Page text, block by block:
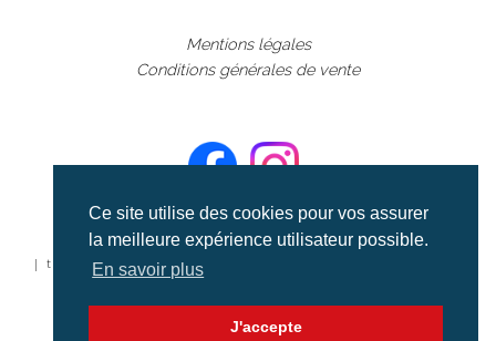
Ce site utilise des cookies pour vos assurer
la meilleure expérience utilisateur possible.
En savoir plus
J'accepte
Mentions légales
Conditions générales de vente
©aerialcollection marque déposée 2024
| tous droits réservés | aerialcollection.fr banque d'images
aériennes et documentaires video et cinéma |